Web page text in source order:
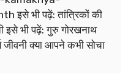
उपाय
प्रयोग काल भैरव की